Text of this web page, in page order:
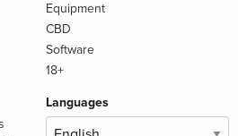
Equipment
CBD
Software
18+
Languages